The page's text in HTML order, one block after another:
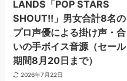
LANDS「POP STARS
SHOUT!!」男女合計8名の
プロ声優による掛け声・合
いの手ボイス音源（セール
期間8月20日まで）
2026年7月22日